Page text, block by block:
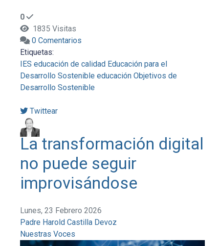
0
1835 Visitas
0 Comentarios
Etiquetas:
IES educación de calidad Educación para el
Desarrollo Sostenible educación Objetivos de
Desarrollo Sostenible
Twittear
La transformación digital
no puede seguir
improvisándose
Lunes, 23 Febrero 2026
Padre Harold Castilla Devoz
Nuestras Voces